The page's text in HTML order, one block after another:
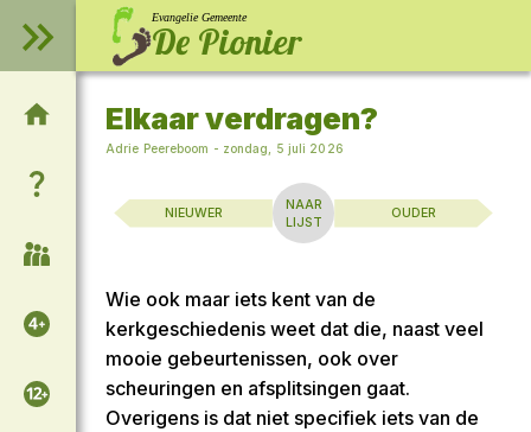
Evangelie Gemeente
De Pionier
Elkaar verdragen?
Adrie Peereboom - zondag, 5 juli 2026
NIEUWER
NAAR
LIJST
OUDER
Wie ook maar iets kent van de
kerkgeschiedenis weet dat die, naast veel
mooie gebeurtenissen, ook over
scheuringen en afsplitsingen gaat.
Overigens is dat niet specifiek iets van de
Welkom op onze website!
Voor de kinderen
Voor de tieners